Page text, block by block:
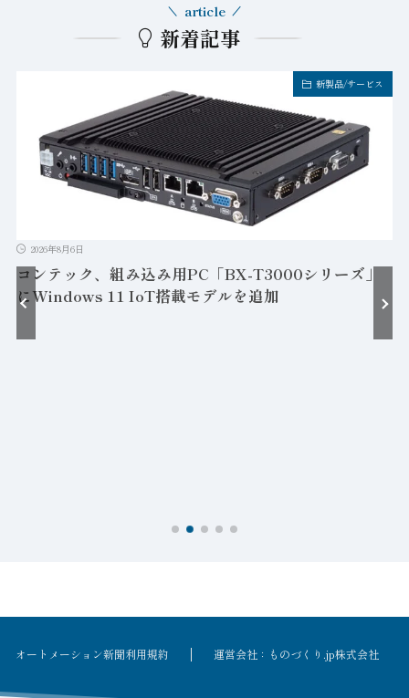
新着記事
article
新製品/サービス
2026年8月6日
コンテック、組み込み用PC「BX-T3000シリーズ」
にWindows 11 IoT搭載モデルを追加
オートメーション新聞利用規約 運営会社：ものづくり.jp株式会社